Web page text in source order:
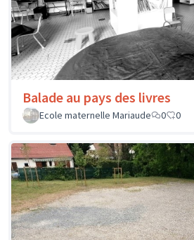
Balade au pays des livres
Ecole maternelle Mariaude
0 0